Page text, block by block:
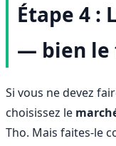
Étape 4 :
— bien le
Si vous ne devez
choisissez le
Tho. Mais faites-le